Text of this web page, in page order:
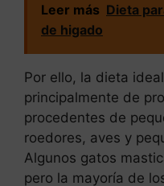
Leer más Dieta
de higado
Por ello, la dieta
principalmente de
procedentes de
roedores, aves y
Algunos gatos
pero la mayoría de